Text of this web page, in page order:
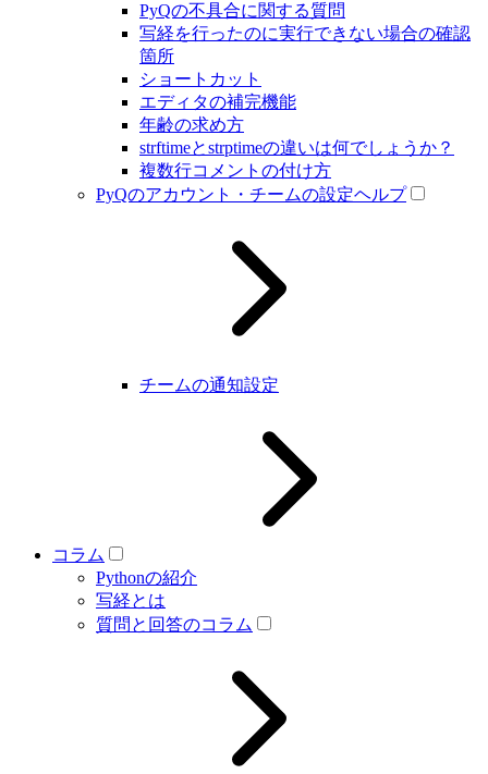
PyQの不具合に関する質問
写経を行ったのに実行できない場合の確認
箇所
ショートカット
エディタの補完機能
年齢の求め方
strftimeとstrptimeの違いは何でしょうか？
複数行コメントの付け方
PyQのアカウント・チームの設定ヘルプ
チームの通知設定
コラム
Pythonの紹介
写経とは
質問と回答のコラム